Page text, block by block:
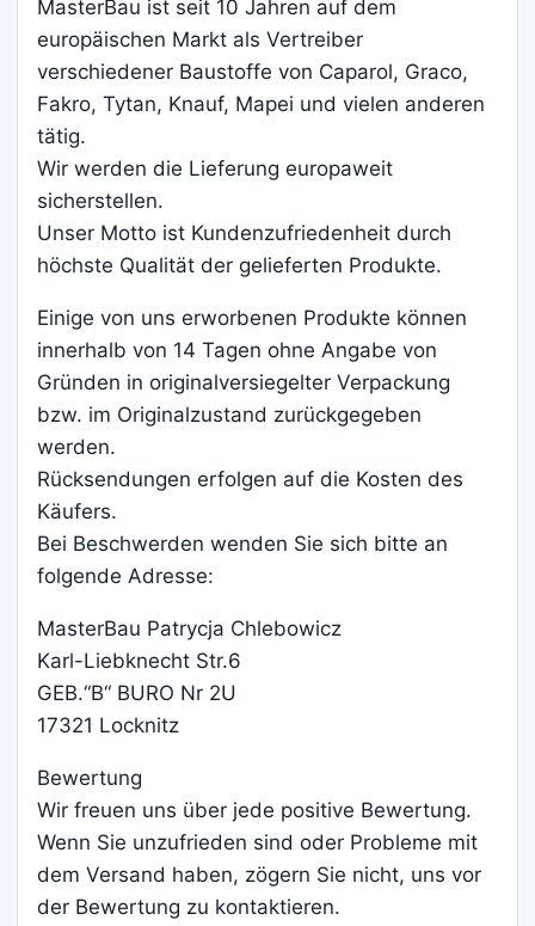
MasterBau ist seit 10 Jahren auf dem
europäischen Markt als Vertreiber
verschiedener Baustoffe von Caparol, Graco,
Fakro, Tytan, Knauf, Mapei und vielen anderen
tätig.
Wir werden die Lieferung europaweit
sicherstellen.
Unser Motto ist Kundenzufriedenheit durch
höchste Qualität der gelieferten Produkte.
Einige von uns erworbenen Produkte können
innerhalb von 14 Tagen ohne Angabe von
Gründen in originalversiegelter Verpackung
bzw. im Originalzustand zurückgegeben
werden.
Rücksendungen erfolgen auf die Kosten des
Käufers.
Bei Beschwerden wenden Sie sich bitte an
folgende Adresse:
MasterBau Patrycja Chlebowicz
Karl-Liebknecht Str.6
GEB.“B“ BURO Nr 2U
17321 Locknitz
Bewertung
Wir freuen uns über jede positive Bewertung.
Wenn Sie unzufrieden sind oder Probleme mit
dem Versand haben, zögern Sie nicht, uns vor
der Bewertung zu kontaktieren.